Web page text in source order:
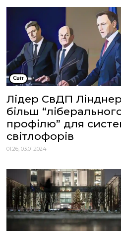
Cвіт
Лідер СвДП
більш
профілю” для
світлофорів
01:26, 03.01.2024